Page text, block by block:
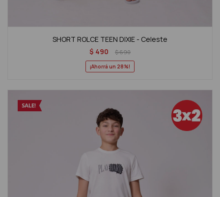
SHORT ROLCE TEEN DIXIE - Celeste
$ 490 $690
28